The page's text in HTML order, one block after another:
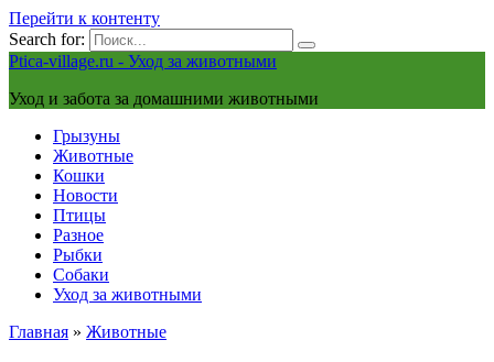
Перейти к контенту
Search for:
Ptica-village.ru - Уход за животными
Уход и забота за домашними животными
Грызуны
Животные
Кошки
Новости
Птицы
Разное
Рыбки
Собаки
Уход за животными
Главная » Животные